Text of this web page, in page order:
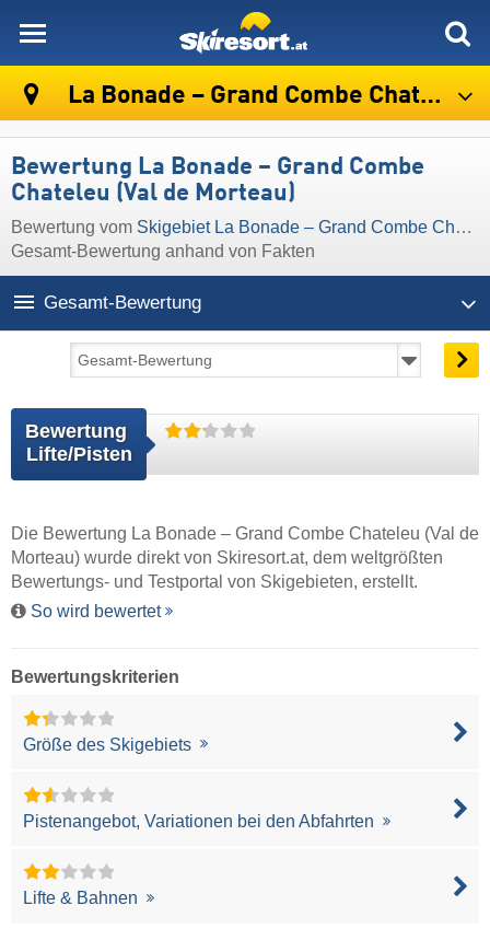
La Bonade – Grand Combe Chateleu (Val de Morteau)
Bewertung La Bonade – Grand Combe
Chateleu (Val de Morteau)
Bewertung vom Skigebiet La Bonade – Grand Combe Chateleu (Val de Morteau)
Gesamt-Bewertung anhand von Fakten
Gesamt-Bewertung
Bewertung
Lifte/Pisten
Die Bewertung La Bonade – Grand Combe Chateleu (Val de
Morteau) wurde direkt von Skiresort.at, dem weltgrößten
Bewertungs- und Testportal von Skigebieten, erstellt.
So wird bewertet
Bewertungskriterien
Größe des Skigebiets
Pistenangebot, Variationen bei den Abfahrten
Lifte & Bahnen